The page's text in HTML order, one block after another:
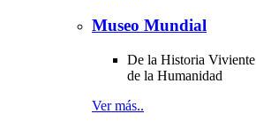
Museo Mundial
De la Historia Viviente
de la Humanidad
Ver más..